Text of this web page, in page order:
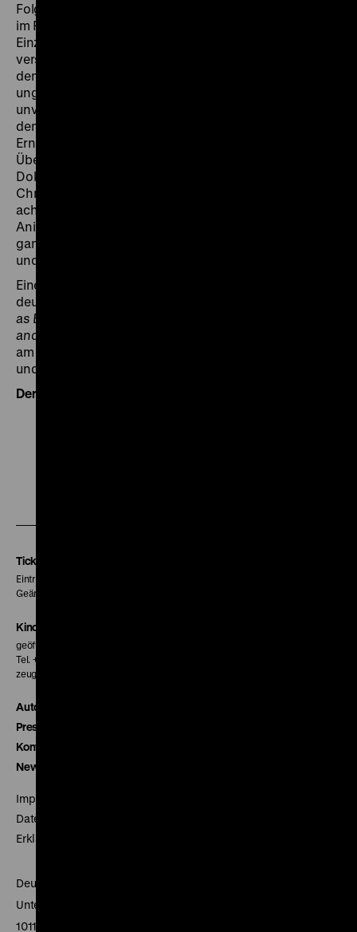
Folgen dieser Krankheiten propagierte der Staat auch
im Film eine gesündere Ernährung. Die Gesundheit des
Einzelnen wurde dabei nicht als Privatangelegenheit
verstanden, sondern der sozialistischen Gesellschaft,
dem Kollektiv und dem Staat untergeordnet. Wer sich
ungesund ernährte, handelte aus dieser Sicht
unverantwortlich, undiszipliniert und unmoralisch. Mit
den Kampagnen für mehr Fitness und gesündere
Ernährung ging deshalb stets eine Stigmatisierung von
Übergewicht einher. In ihrem kontrovers diskutierten
Dokumentarfilm
Christiane Hein diese Entwicklung am Beispiel eines
achtjährigen Kindes. Zu sehen sind außerdem
Animations-, Lehr- und Aufklärungsfilme, die sich auf
ganz unterschiedliche Weise dem Thema Ernährung
und Gesundheitsvorsorge widmen. (ps)
Eine Veranstaltung in Zusammenarbeit mit dem
deutsch-französischen ERC-Projekt
as Body Capital: Individuals, Market-Based Societies,
and Body Politics in Visual Twentieth Century Europe
am Max-Planck-Institut für Bildungsforschung (Berlin)
und der Universität Straßburg.
Der Eintritt ist frei.
Tickets
Eintritt 5 €
Geänderte Preise sind im Programm vermerkt.
Kinokasse
geöffnet 30 Minuten vor Beginn der ersten Vorstellung
Tel. + 49 30 20304-770
zeughauskino@dhm.de
Autor*innen
Presse
Kontakt
Newsletter
Impressum
Datenschutz
Erklärung digitale Barrierefreiheit
Deutsches Historisches Museum
Unter den Linden 2
10117 Berlin